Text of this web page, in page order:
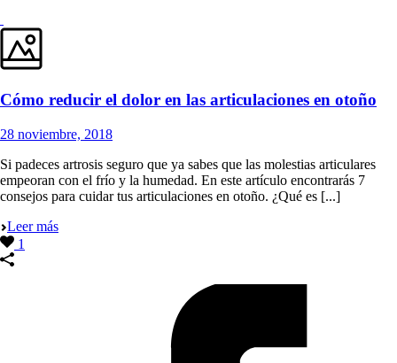
Cómo reducir el dolor en las articulaciones en otoño
28 noviembre, 2018
Si padeces artrosis seguro que ya sabes que las molestias articulares
empeoran con el frío y la humedad. En este artículo encontrarás 7
consejos para cuidar tus articulaciones en otoño. ¿Qué es [...]
Leer más
1